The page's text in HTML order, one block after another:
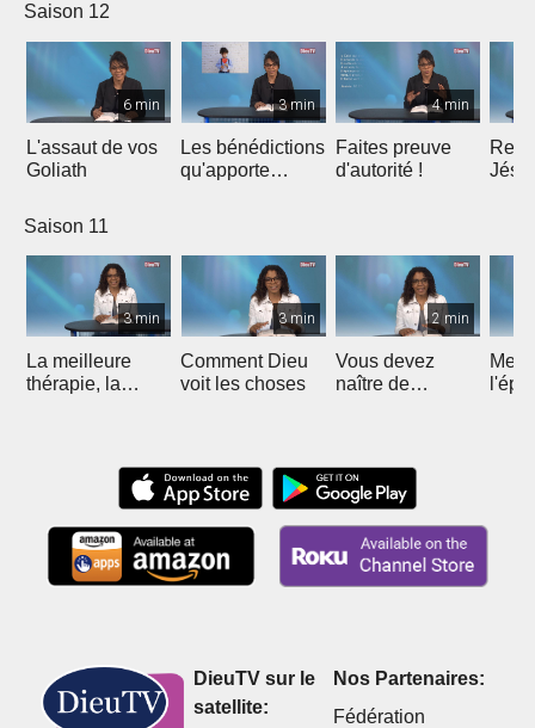
Saison 12
6 min
L'assaut de vos
Goliath
3 min
Les bénédictions
qu'apporte
4 min
Faites preuve
d'autorité !
Saison 11
3 min
La meilleure
thérapie, la
3 min
Comment Dieu
voit les choses
2 min
Vous devez
naître de
DieuTV sur le
satellite:
Nos Partenaires:
Fédération